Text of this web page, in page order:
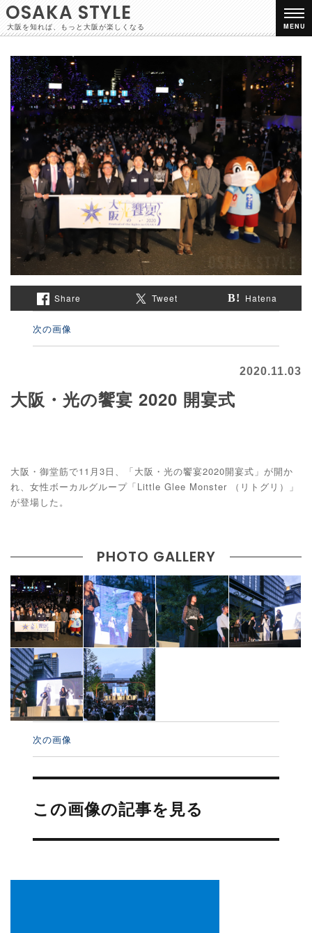
OSAKA STYLE
大阪を知れば、もっと大阪が楽しくなる MENU
Share Tweet Hatena
次の画像
2020.11.03
大阪・光の饗宴 2020 開宴式
大阪・御堂筋で11月3日、「大阪・光の饗宴2020開宴式」が開か
れ、女性ボーカルグループ「Little Glee Monster （リトグリ）」
が登場した。
PHOTO GALLERY
次の画像
投
ナ
ビ
ー
この画像の記事を見る